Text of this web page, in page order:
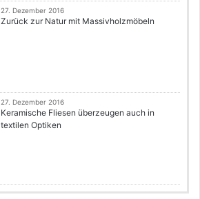
27. Dezember 2016
Zurück zur Natur mit Massivholzmöbeln
27. Dezember 2016
Keramische Fliesen überzeugen auch in
textilen Optiken